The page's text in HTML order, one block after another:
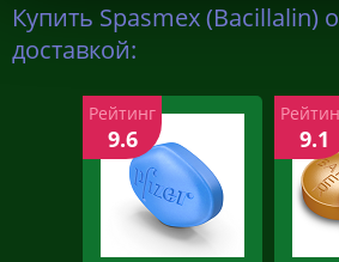
Купить Spasmex (Bacillalin)
доставкой:
Рейтинг
9.6 9.1